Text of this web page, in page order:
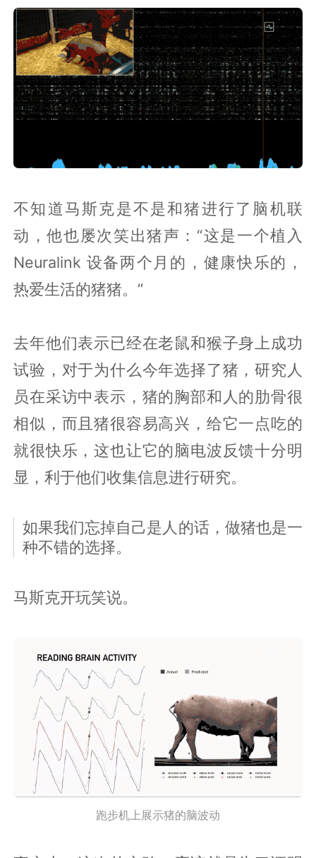
不知道马斯克是不是和猪进行了脑机联
动，他也屡次笑出猪声：“这是一个植入
Neuralink 设备两个月的，健康快乐的，
热爱生活的猪猪。”
去年他们表示已经在老鼠和猴子身上成功
试验，对于为什么今年选择了猪，研究人
员在采访中表示，猪的胸部和人的肋骨很
相似，而且猪很容易高兴，给它一点吃的
就很快乐，这也让它的脑电波反馈十分明
显，利于他们收集信息进行研究。
如果我们忘掉自己是人的话，做猪也是一
种不错的选择。
马斯克开玩笑说。
跑步机上展示猪的脑波动